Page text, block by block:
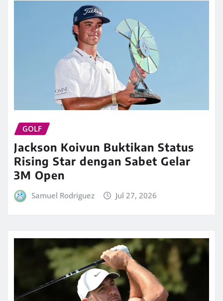
GOLF
Jackson Koivun Buktikan Status
Rising Star dengan Sabet Gelar
3M Open
Samuel Rodriguez Jul 27, 2026